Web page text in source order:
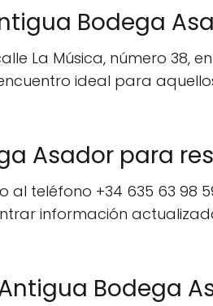
Bodega
La Música, número 38,
ideal para
Asador para
teléfono +34 635 63 98
información
Bodega